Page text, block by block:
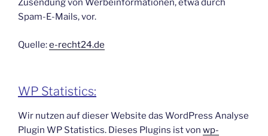
Zusendung von Werbeinformationen, etwa durch
Spam-E-Mails, vor.
Quelle:e-recht24.de
WP Statistics:
Wir nutzen auf dieser Website das WordPress Analyse
Plugin WP Statistics. Dieses Plugins ist von wp-